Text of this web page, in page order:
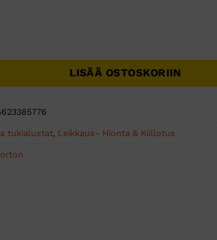
LISÄÄ OSTOSKORIIN
tukialustat, Leikkaus- Hionta & Kiillotus